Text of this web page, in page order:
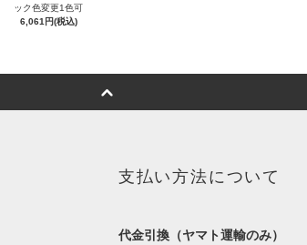
ック色変更1色可
6,061円(税込)
支払い方法について
代金引換（ヤマト運輸のみ）